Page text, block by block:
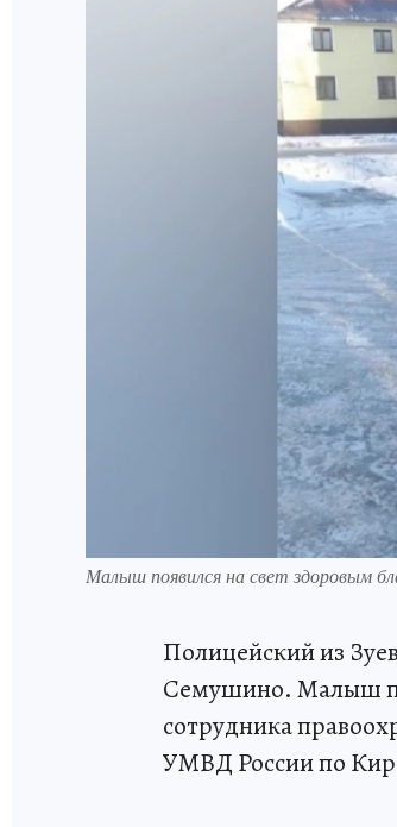
Малыш появился на свет здоровым
Полицейский из
Семушино. Малыш
сотрудника
УМВД России по